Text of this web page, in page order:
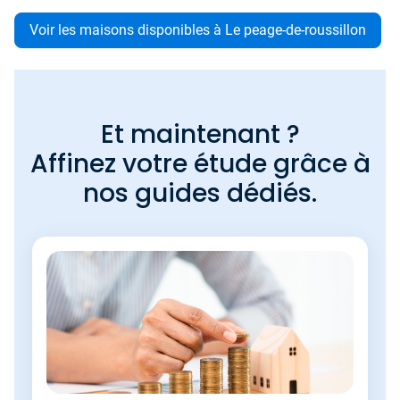
Voir les maisons disponibles à Le peage-de-roussillon
Et maintenant ?
Affinez votre étude grâce à
nos guides dédiés.